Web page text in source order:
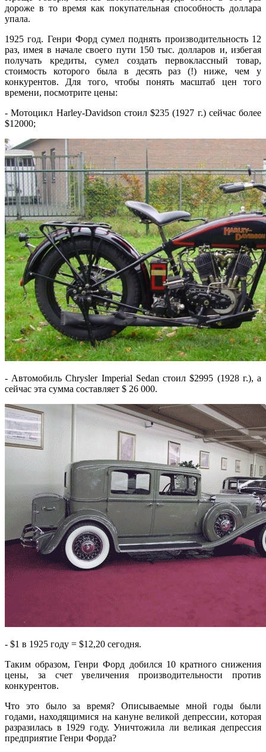
дороже в то время как покупательная способность доллара
упала.
1925 год. Генри Форд сумел поднять производительность 12
раз, имея в начале своего пути 150 тыс. долларов и, избегая
получать кредиты, сумел создать первоклассный товар,
стоимость которого была в десять раз (!) ниже, чем у
конкурентов. Для того, чтобы понять масштаб цен того
времени, посмотрите цены:
- Мотоцикл Harley-Davidson стоил $235 (1927 г.) сейчас более
$12000;
- Автомобиль Chrysler Imperial Sedan стоил $2995 (1928 г.), а
сейчас эта сумма составляет $ 26 000.
- $1 в 1925 году = $12,20 сегодня.
Таким образом, Генри Форд добился 10 кратного снижения
цены, за счет увеличения производительности против
конкурентов.
Что это было за время? Описываемые мной годы были
годами, находящимися на кануне великой депрессии, которая
разразилась в 1929 году. Уничтожила ли великая депрессия
предприятие Генри Форда?